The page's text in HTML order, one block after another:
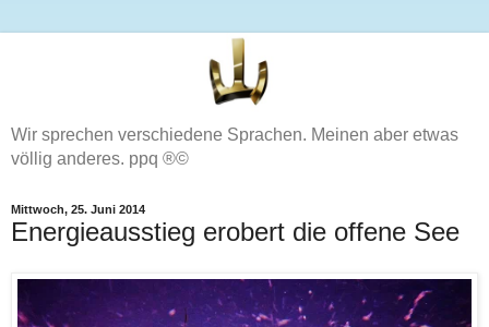
Wir sprechen verschiedene Sprachen. Meinen aber etwas
völlig anderes. ppq ®©
Mittwoch, 25. Juni 2014
Energieausstieg erobert die offene See